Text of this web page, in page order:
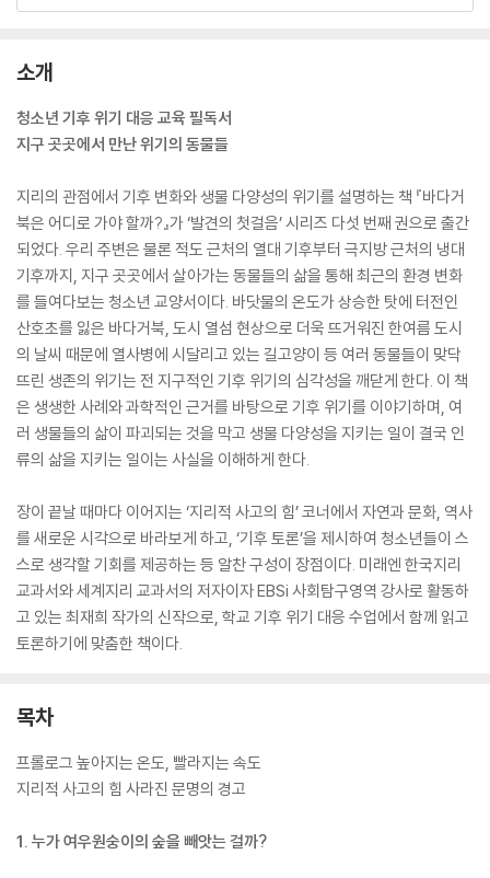
소개
청소년 기후 위기 대응 교육 필독서
지구 곳곳에서 만난 위기의 동물들
지리의 관점에서 기후 변화와 생물 다양성의 위기를 설명하는 책 『바다거
북은 어디로 가야 할까?』가 ‘발견의 첫걸음’ 시리즈 다섯 번째 권으로 출간
되었다. 우리 주변은 물론 적도 근처의 열대 기후부터 극지방 근처의 냉대
기후까지, 지구 곳곳에서 살아가는 동물들의 삶을 통해 최근의 환경 변화
를 들여다보는 청소년 교양서이다. 바닷물의 온도가 상승한 탓에 터전인
산호초를 잃은 바다거북, 도시 열섬 현상으로 더욱 뜨거워진 한여름 도시
의 날씨 때문에 열사병에 시달리고 있는 길고양이 등 여러 동물들이 맞닥
뜨린 생존의 위기는 전 지구적인 기후 위기의 심각성을 깨닫게 한다. 이 책
은 생생한 사례와 과학적인 근거를 바탕으로 기후 위기를 이야기하며, 여
러 생물들의 삶이 파괴되는 것을 막고 생물 다양성을 지키는 일이 결국 인
류의 삶을 지키는 일이는 사실을 이해하게 한다.
장이 끝날 때마다 이어지는 ‘지리적 사고의 힘’ 코너에서 자연과 문화, 역사
를 새로운 시각으로 바라보게 하고, ‘기후 토론’을 제시하여 청소년들이 스
스로 생각할 기회를 제공하는 등 알찬 구성이 장점이다. 미래엔 한국지리
교과서와 세계지리 교과서의 저자이자 EBSi 사회탐구영역 강사로 활동하
고 있는 최재희 작가의 신작으로, 학교 기후 위기 대응 수업에서 함께 읽고
토론하기에 맞춤한 책이다.
목차
프롤로그 높아지는 온도, 빨라지는 속도
지리적 사고의 힘 사라진 문명의 경고
1. 누가 여우원숭이의 숲을 빼앗는 걸까?